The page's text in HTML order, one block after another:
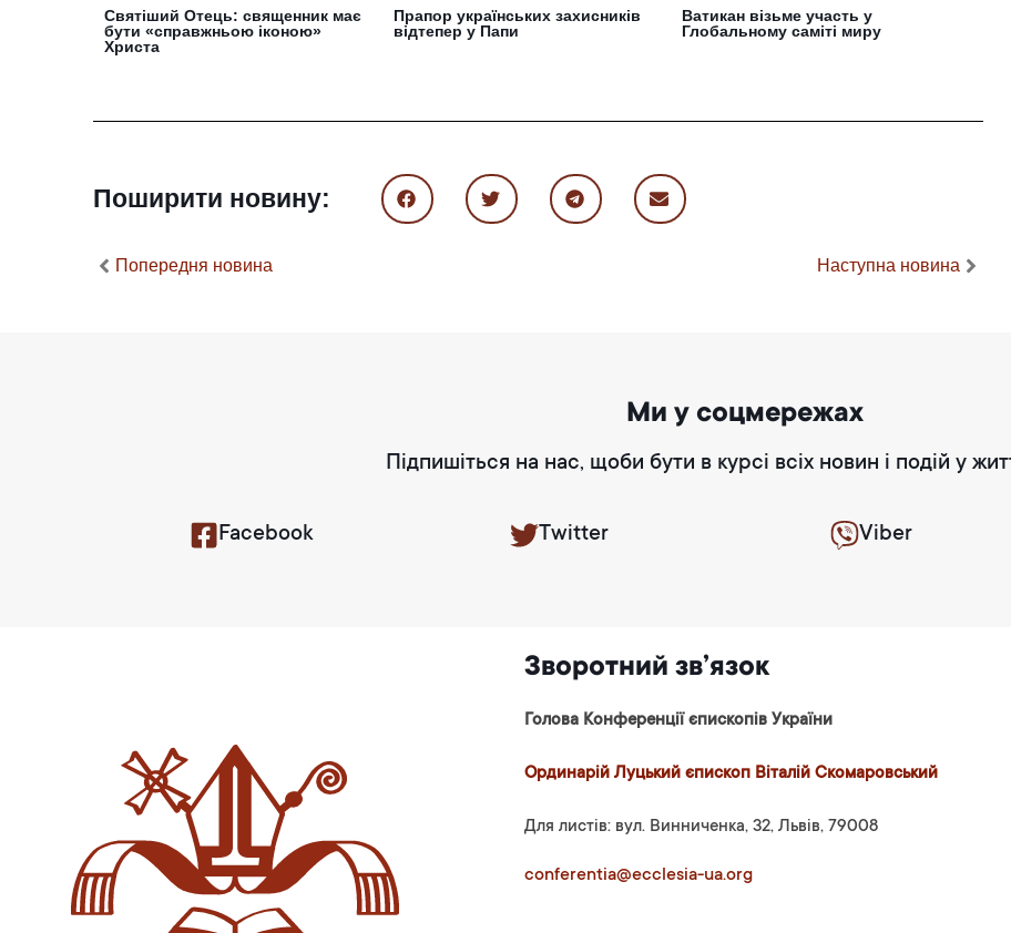
Святіший Отець: священник має
бути «справжньою іконою»
Христа
Прапор українських захисників
відтепер у Папи
Ватикан візьме участь у
Глобальному саміті миру
Поширити новину:
Попередня новина Наступна новина
Ми у соцмережах
Підпишіться на нас, щоби бути в курсі всіх новин і подій у
Facebook Twitter Viber
Зворотний зв’язок
Голова Конференції єпископів України
Ординарій Луцький єпископ Віталій Скомаровський
Для листів: вул. Винниченка, 32, Львів, 79008
conferentia@ecclesia-ua.org